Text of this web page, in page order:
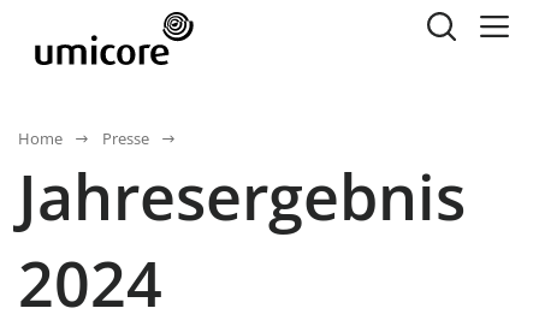
Home Presse
Jahresergebnis
2024